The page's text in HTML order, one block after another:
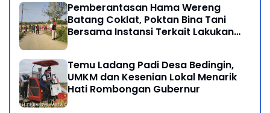
Pemberantasan Hama Wereng
Batang Coklat, Poktan Bina Tani
Bersama Instansi Terkait Lakukan
Temu Ladang Padi Desa Bedingin,
UMKM dan Kesenian Lokal Menarik
Hati Rombongan Gubernur